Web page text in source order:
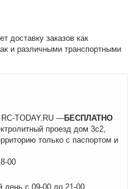
доставку заказов как
и различными транспортными
TODAY.RU —БЕСПЛАТНО
проезд дом 3с2,
только с паспортом и
00
с 09-00 до 21-00.